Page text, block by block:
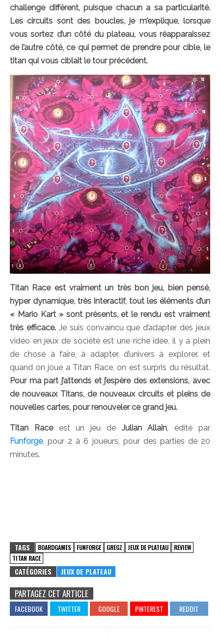
challenge différent, puisque chacun a sa particularité.
Les circuits sont des boucles, je m’explique, lorsque
vous sortez d’un côté du plateau, vous réapparaissez
de l’autre côté, ce qui permet de prendre pour cible, le
titan qui vous ciblait le tour précédent.
Titan Race est vraiment un très bon jeu, bien pensé,
hyper dynamique, très interactif, tout les éléments d’un
« Mario Kart » sont présents, et le rendu est vraiment
très efficace.Je suis convaincu que d’adapter des jeux
vidéo en jeux de société est une riche idée, il y a plein
de chose à faire, à adapter, d’univers à explorer, et
quand on joue a Titan Race, on est surpris du résultat.
Pour ma part j’attends et j’espère des extensions, avec
de nouveaux Titans, de nouveaux circuits et pleins de
nouvelles cartes, pour renouveler ce grand jeu.
Titan Raceest un jeu de Julian Allain, édité par
Funforge, pour 2 à 6 joueurs, pour des parties de 20
minutes.
TAGS BOARDGAMES FUNFORGE GREGZ JEUX DE PLATEAU
REVIEW
TITAN RACE
CATÉGORIES JEUX DE PLATEAU
PARTAGEZ CET ARTICLE